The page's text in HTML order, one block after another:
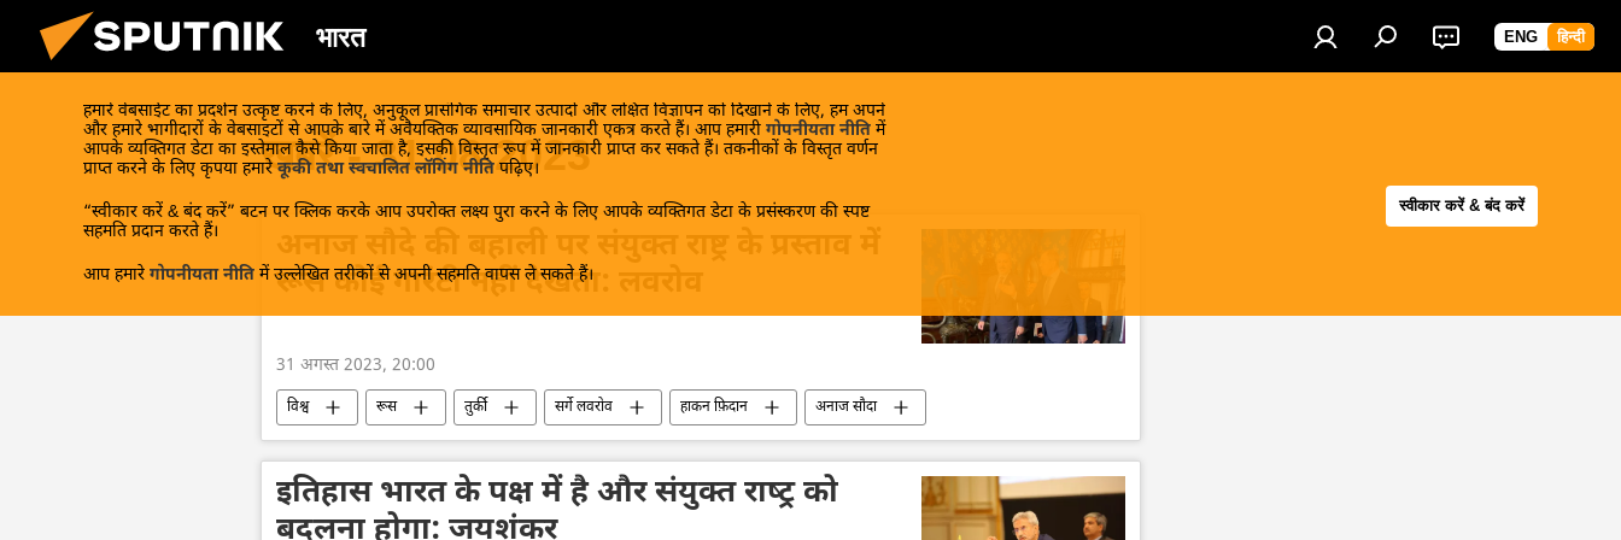
भारत ENG हिन्दी
हमारे वेबसाईट का प्रदर्शन उत्कृष्ट करने के लिए, अनुकूल प्रासंगिक समाचार उत्पादों और लक्षित विज्ञापन को दिखाने के लिए, हम अपने
और हमारे भागीदारों के वेबसाइटों से आपके बारे में अवैयक्तिक व्यावसायिक जानकारी एकत्र करते हैं। आप हमारी गोपनीयता नीति में
आपके व्यक्तिगत डेटा का इस्तेमाल कैसे किया जाता है, इसकी विस्तृत रूप में जानकारी प्राप्त कर सकते हैं। तकनीकों के विस्तृत वर्णन
प्राप्त करने के लिए कृपया हमारे कूकी तथा स्वचालित लॉगिंग नीति पढ़िए।
“स्वीकार करें & बंद करें” बटन पर क्लिक करके आप उपरोक्त लक्ष्य पुरा करने के लिए आपके व्यक्तिगत डेटा के प्रसंस्करण की स्पष्ट
सहमति प्रदान करते हैं।
आप हमारे गोपनीयता नीति में उल्लेखित तरीकों से अपनी सहमति वापस ले सकते हैं।
स्वीकार करें & बंद करें
खबरें - 31.08.2023
रूस कोई गारंटी नहीं देखता: लवरोव
31 अगस्त 2023, 20:00
विश्व रूस तुर्की सर्गे लवरोव हाकन फ़िदान
अनाज सौदा
रूस-अफ्रीका शिखर सम्मेलन
व्लादिमीर पुतिन संयुक्त राष्ट्र महासचिव
संयुक्त राष्ट्र
सामूहिक पश्चिम
इतिहास भारत के पक्ष में है और संयुक्‍त राष्‍ट्र को
बदलना होगा: जयशंकर